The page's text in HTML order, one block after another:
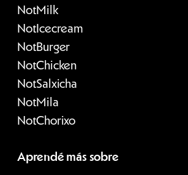
NotMilk
NotIcecream
NotBurger
NotChicken
NotSalxicha
NotMila
NotChorixo
Aprendé más sobre